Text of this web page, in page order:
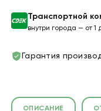
Транспортной
внутри города — от
Гарантия
ОПИСАНИЕ